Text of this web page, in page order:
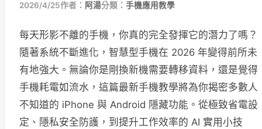
2026/4/25作者： 阿湯分類： 手機應用教學
每天形影不離的手機，你真的完全發揮它的潛力了嗎？
隨著系統不斷進化，智慧型手機在 2026 年變得前所未
有地強大。無論你是剛換新機需要轉移資料，還是覺得
手機耗電如流水，這篇最新手機教學將為你揭密多數人
不知道的 iPhone 與 Android 隱藏功能。從極致省電設
定、隱私安全防護，到提升工作效率的 AI 實用小技